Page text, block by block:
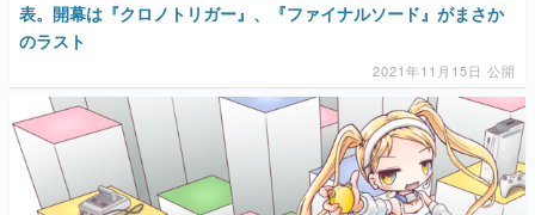
表。開幕は『クロノトリガー』、『ファイナルソード』がまさか
のラスト
2021年11月15日 公開